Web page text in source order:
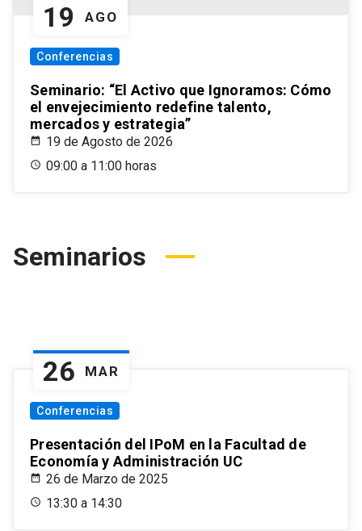
19 AGO
Conferencias
Seminario: “El Activo que Ignoramos: Cómo
el envejecimiento redefine talento,
mercados y estrategia”
19 de Agosto de 2026
09:00 a 11:00 horas
Seminarios
26 MAR
Conferencias
Presentación del IPoM en la Facultad de
Economía y Administración UC
26 de Marzo de 2025
13:30 a 14:30